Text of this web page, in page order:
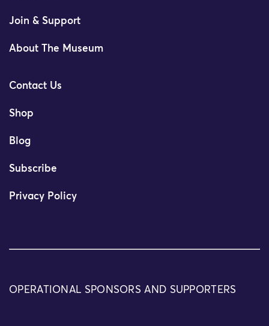
Join & Support
About The Museum
Contact Us
Shop
Blog
Subscribe
Privacy Policy
OPERATIONAL SPONSORS AND SUPPORTERS